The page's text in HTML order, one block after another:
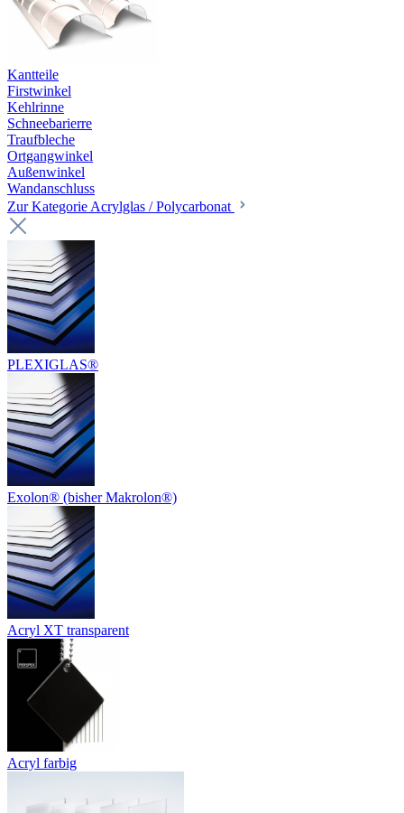
Kantteile
Firstwinkel
Kehlrinne
Schneebarierre
Traufbleche
Ortgangwinkel
Außenwinkel
Wandanschluss
Zur Kategorie Acrylglas / Polycarbonat
PLEXIGLAS®
Exolon® (bisher Makrolon®)
Acryl XT transparent
Acryl farbig